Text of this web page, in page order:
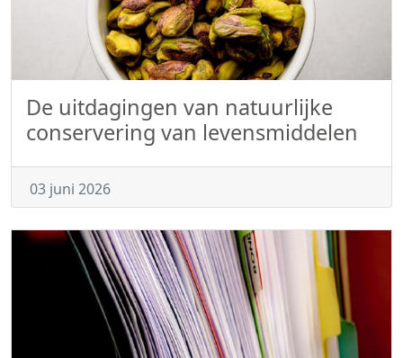
De uitdagingen van natuurlijke
conservering van levensmiddelen
03 juni 2026